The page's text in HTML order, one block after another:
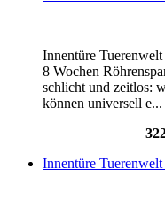
Innentüre
8 Wochen
schlicht und zeitlos:
können universell e...
Innentüre